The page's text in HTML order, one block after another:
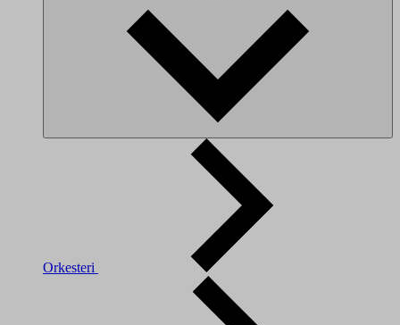
Orkesteri